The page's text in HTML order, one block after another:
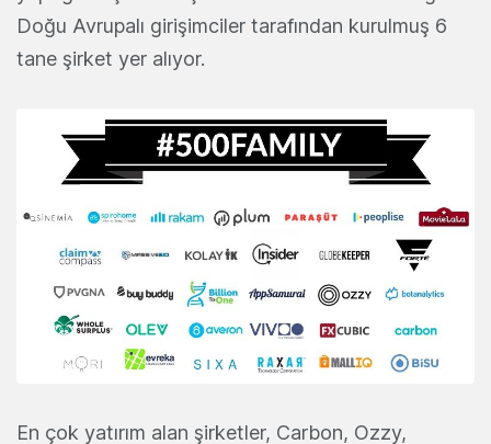
Doğu Avrupalı girişimciler tarafından kurulmuş 6
tane şirket yer alıyor.
En çok yatırım alan şirketler, Carbon, Ozzy,